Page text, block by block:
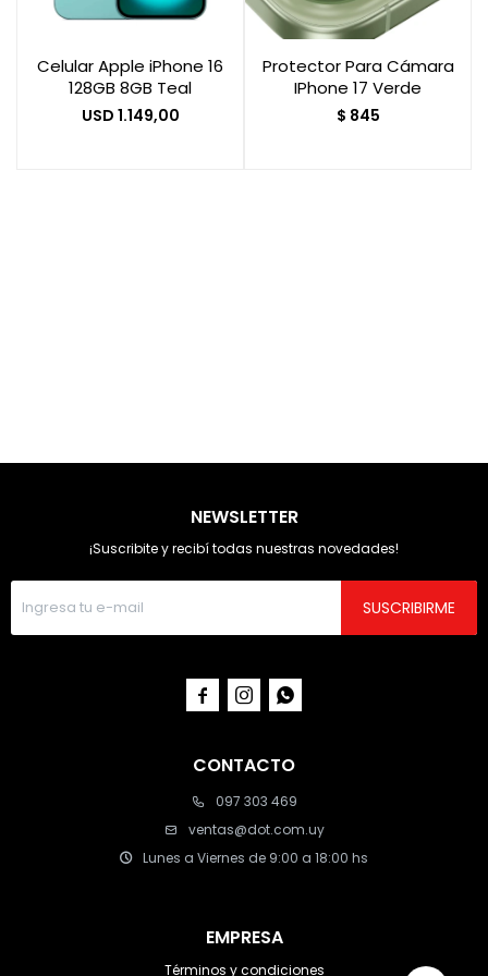
Celular Apple iPhone 16
128GB 8GB Teal
USD 1.149,00
Protector Para Cámara
IPhone 17 Verde
$ 845
CONTACTO
097 303 469
ventas@dot.com.uy
Lunes a Viernes de 9:00 a 18:00 hs
EMPRESA
Términos y condiciones
NEWSLETTER
¡Suscribite y recibí todas nuestras novedades!
SUSCRIBIRME
  
Smart Home